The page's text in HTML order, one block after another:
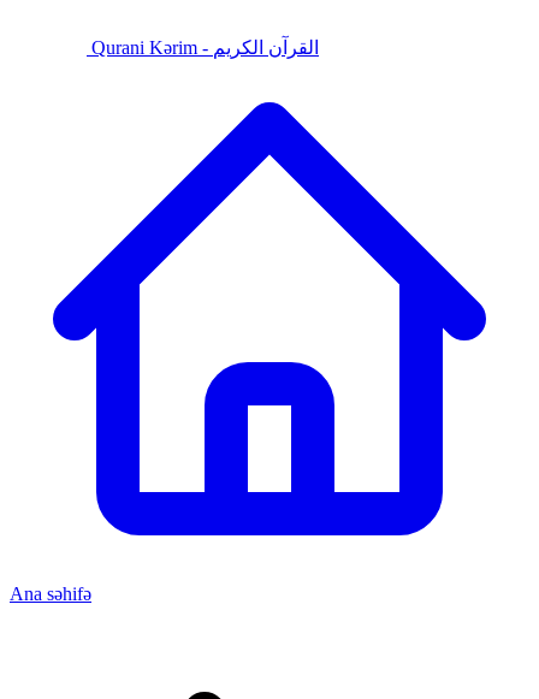
Qurani Kərim - القرآن الكريم
Ana səhifə